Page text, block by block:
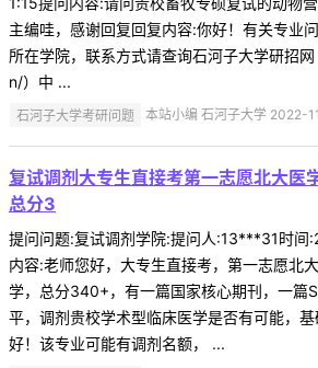
主编哇，感谢回复回复内容:你好！有关专业
所在学院，联系方式请查询石河子大学研招
n/）中 ...
石河子大学考研问题 本站小编 石河子大学 2022-
复试调剂大专生直接考第一志愿北大医
总分3
提问问题:复试调剂学院:提问人:13***31时
内容:老师您好，大专生直接考，第一志愿北
学，总分340+，有一篇国家核心期刊，一篇
平，调剂贵校学术型临床医学是否有可能，
好！该专业可能有调剂名额， ...